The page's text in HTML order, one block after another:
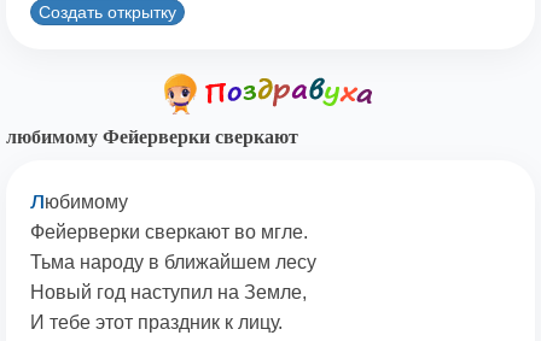
Создать открытку
любимому Фейерверки сверкают
любимому
Фейерверки сверкают во мгле.
Тьма народу в ближайшем лесу
Новый год наступил на Земле,
И тебе этот праздник к лицу.